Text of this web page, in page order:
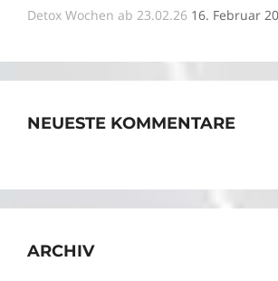
Detox Wochen ab 23.02.26 16. Februar
NEUESTE KOMMENTARE
ARCHIV